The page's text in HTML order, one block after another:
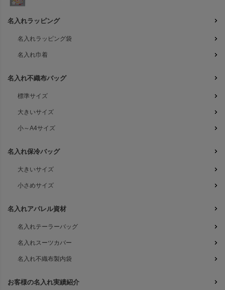
名入れラッピング
名入れラッピング袋
名入れ巾着
名入れ不織布バッグ
標準サイズ
大きいサイズ
小～A4サイズ
名入れ保冷バッグ
大きいサイズ
小さめサイズ
名入れアパレル資材
名入れテーラーバッグ
名入れスーツカバー
名入れ不織布製内袋
お客様の名入れ実績紹介